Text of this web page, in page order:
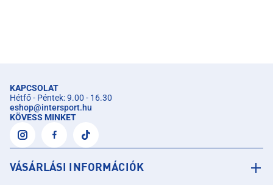
KAPCSOLAT
Hétfő - Péntek: 9.00 - 16.30
eshop@intersport.hu
KÖVESS MINKET
VÁSÁRLÁSI INFORMÁCIÓK